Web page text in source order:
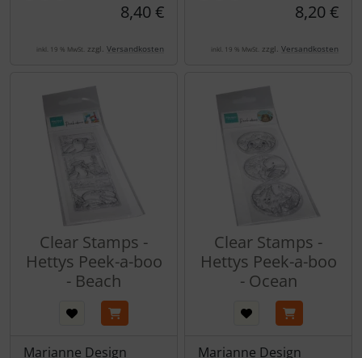
8,40 €
inkl. 19 % MwSt. zzgl. Versandkosten
8,20 €
inkl. 19 % MwSt. zzgl. Versandkosten
Clear Stamps -
Hettys Peek-a-boo
- Beach
Marianne Design
Clear Stamps -
Hettys Peek-a-boo
- Ocean
Marianne Design